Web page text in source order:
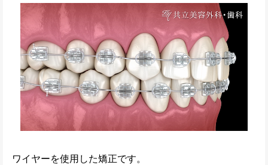
ワイヤーを使用した矯正です。